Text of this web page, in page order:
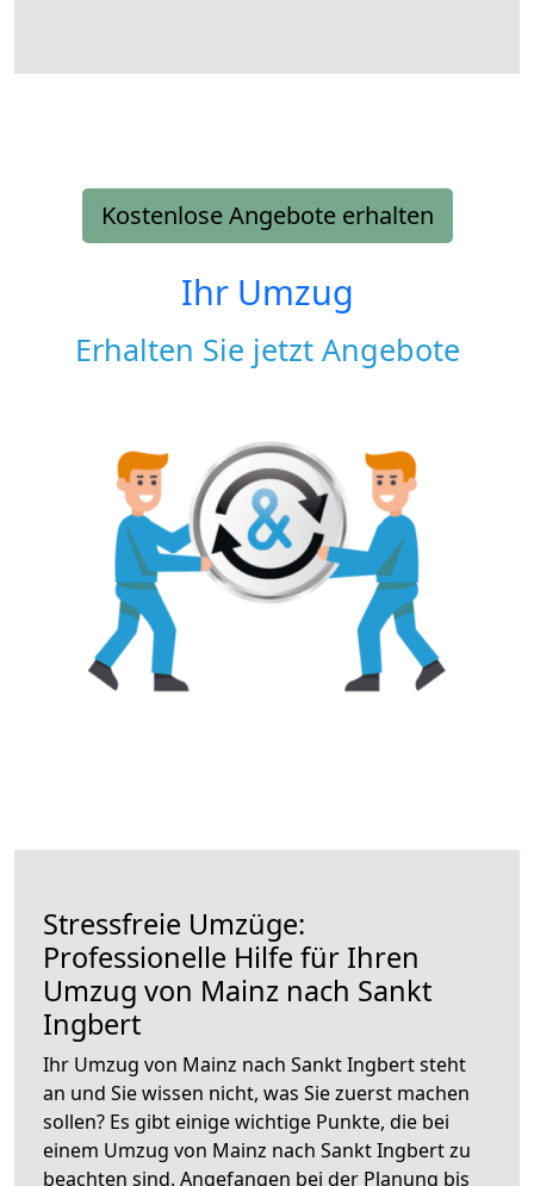
Kostenlose Angebote erhalten
Ihr Umzug
Erhalten Sie jetzt Angebote
Stressfreie Umzüge:
Professionelle Hilfe für Ihren
Umzug von Mainz nach Sankt
Ingbert
Ihr Umzug von Mainz nach Sankt Ingbert steht
an und Sie wissen nicht, was Sie zuerst machen
sollen? Es gibt einige wichtige Punkte, die bei
einem Umzug von Mainz nach Sankt Ingbert zu
beachten sind. Angefangen bei der Planung bis